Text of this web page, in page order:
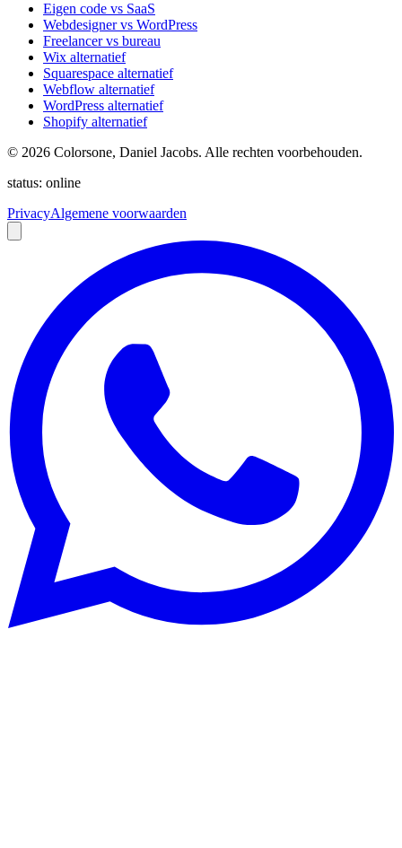
Eigen code vs SaaS
Webdesigner vs WordPress
Freelancer vs bureau
Wix alternatief
Squarespace alternatief
Webflow alternatief
WordPress alternatief
Shopify alternatief
© 2026 Colorsone, Daniel Jacobs. Alle rechten voorbehouden.
status: online
PrivacyAlgemene voorwaarden